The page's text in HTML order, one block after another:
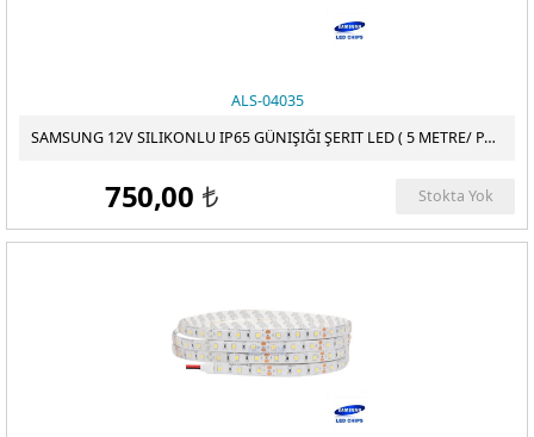
ALS-04035
SAMSUNG 12V SILIKONLU IP65 GÜNIŞIĞI ŞERIT LED ( 5 METRE/ PAKET )
750,00 t Stokta Yok